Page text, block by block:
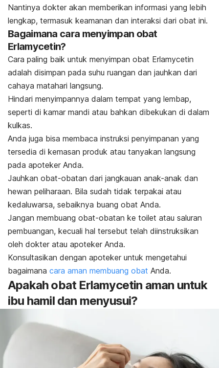
Nantinya dokter akan memberikan informasi yang lebih
lengkap, termasuk keamanan dan interaksi dari obat ini.
Bagaimana cara menyimpan obat
Erlamycetin?
Cara paling baik untuk menyimpan obat Erlamycetin
adalah disimpan pada suhu ruangan dan jauhkan dari
cahaya matahari langsung.
Hindari menyimpannya dalam tempat yang lembap,
seperti di kamar mandi atau bahkan dibekukan di dalam
kulkas.
Anda juga bisa membaca instruksi penyimpanan yang
tersedia di kemasan produk atau tanyakan langsung
pada apoteker Anda.
Jauhkan obat-obatan dari jangkauan anak-anak dan
hewan peliharaan. Bila sudah tidak terpakai atau
kedaluwarsa, sebaiknya buang obat Anda.
Jangan membuang obat-obatan ke toilet atau saluran
pembuangan, kecuali hal tersebut telah diinstruksikan
oleh dokter atau apoteker Anda.
Konsultasikan dengan apoteker untuk mengetahui
bagaimana cara aman membuang obat Anda.
Apakah obat Erlamycetin aman untuk
ibu hamil dan menyusui?